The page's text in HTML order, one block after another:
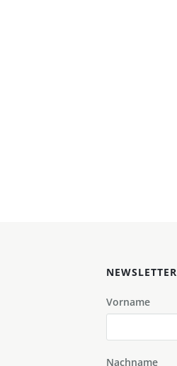
NEWSLETTER
Vorname
Nachname